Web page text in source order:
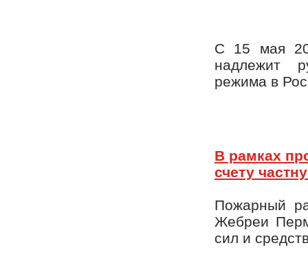
С 15 мая
надлежит
режима в
В рамках
счету
Пожарный
Жебреи
сил и